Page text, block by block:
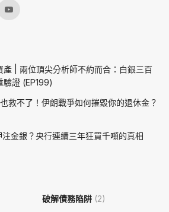
產 | 兩位頂尖分析師不約而合：白銀三百
驗證 (EP199)
救不了！伊朗戰爭如何摧毀你的退休金？
金銀？央行連續三年狂買千噸的真相
破解債務陷阱 (2)